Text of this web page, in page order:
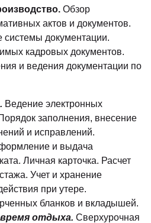
Обзор
актов и документов.
документации.
кадровых документов.
и ведения документации по
Ведение электронных
заполнения, внесение
и исправлений.
и выдача
Личная карточка. Расчет
Учет и хранение
при утере.
бланков и вкладышей.
отдыха. Сверхурочная